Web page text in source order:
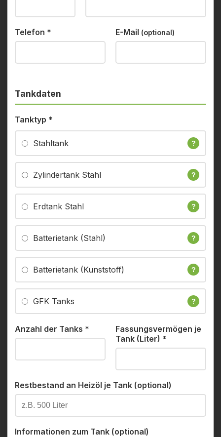
Telefon * E-Mail (optional)
Tankdaten
Tanktyp *
Stahltank ?
Zylindertank Stahl ?
Erdtank Stahl ?
Batterietank (Stahl) ?
Batterietank (Kunststoff) ?
GFK Tanks ?
Anzahl der Tanks *
Fassungsvermögen je
Tank (Liter) *
Restbestand an Heizöl je Tank (optional)
Informationen zum Tank (optional)